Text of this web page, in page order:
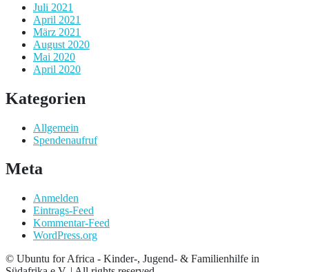
Juli 2021
April 2021
März 2021
August 2020
Mai 2020
April 2020
Kategorien
Allgemein
Spendenaufruf
Meta
Anmelden
Eintrags-Feed
Kommentar-Feed
WordPress.org
© Ubuntu for Africa - Kinder-, Jugend- & Familienhilfe in